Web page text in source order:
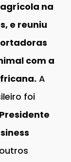
na
e reuniu
com a
A
foi